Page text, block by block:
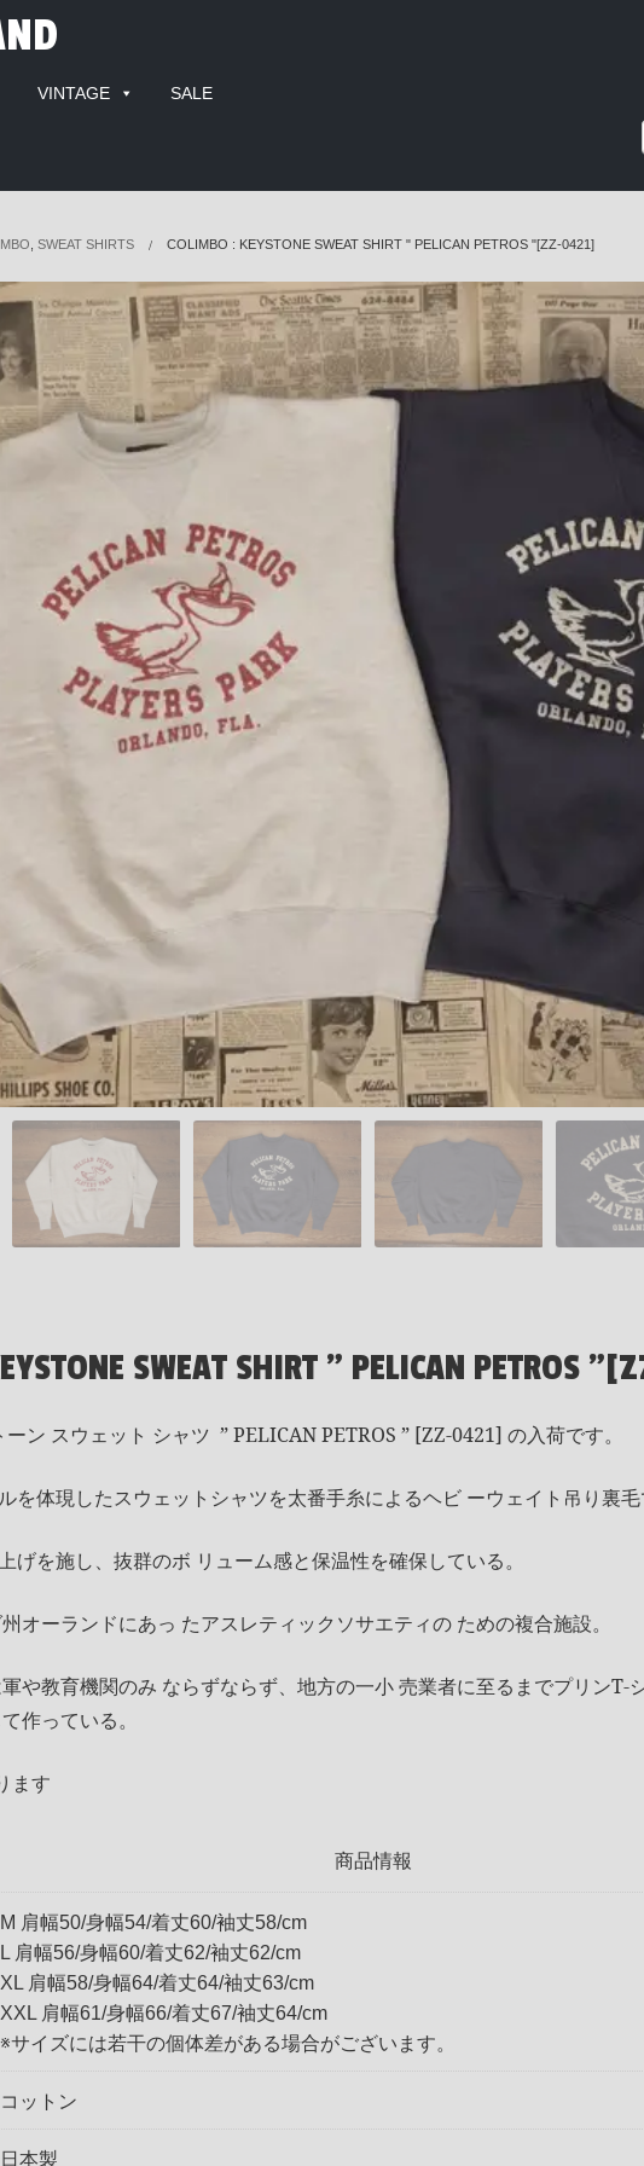
VINTAGE SALE
SWEAT SHIRTS COLIMBO : KEYSTONE SWEAT SHIRT " PELICAN PETROS "[ZZ-0421]
SWEAT SHIRT " PELICAN PETROS
ン スウェット シャツ ” PELICAN PETROS ” [ZZ-0421] の入荷です。
を体現したスウェットシャツを太番手糸によるヘビ ーウェイト吊り裏
げを施し、抜群のボ リューム感と保温性を確保している。
オーランドにあっ たアスレティックソサエティの ための複合施設。
や教育機関のみ ならずならず、地方の一小 売業者に至るまでプリンT-
作っている。
ます
商品情報
M 肩幅50/身幅54/着丈60/袖丈58/cm
L 肩幅56/身幅60/着丈62/袖丈62/cm
XL 肩幅58/身幅64/着丈64/袖丈63/cm
XXL 肩幅61/身幅66/着丈67/袖丈64/cm
※サイズには若干の個体差がある場合がございます。
コットン
日本製